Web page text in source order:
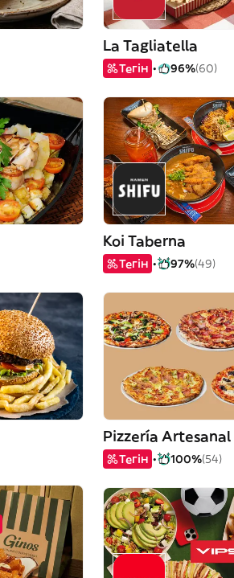
La Tagliatella
Тегін 96%(60)
Koi Taberna
Тегін 97%(49)
Pizzería
Тегін 100%(54)